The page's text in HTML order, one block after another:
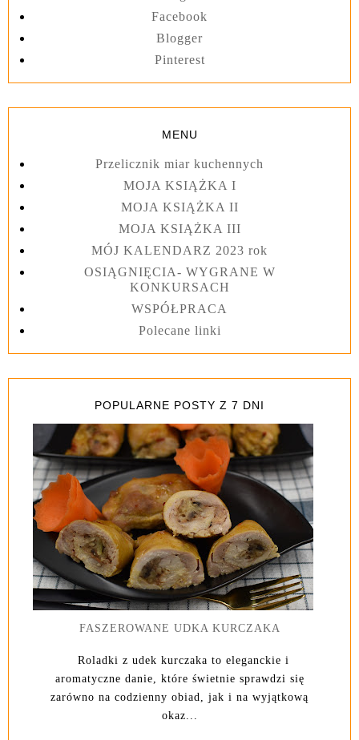
Facebook
Blogger
Pinterest
MENU
Przelicznik miar kuchennych
MOJA KSIĄŻKA I
MOJA KSIĄŻKA II
MOJA KSIĄŻKA III
MÓJ KALENDARZ 2023 rok
OSIĄGNIĘCIA- WYGRANE W
KONKURSACH
WSPÓŁPRACA
Polecane linki
POPULARNE POSTY Z 7 DNI
FASZEROWANE UDKA KURCZAKA
Roladki z udek kurczaka to eleganckie i
aromatyczne danie, które świetnie sprawdzi się
zarówno na codzienny obiad, jak i na wyjątkową
okaz...